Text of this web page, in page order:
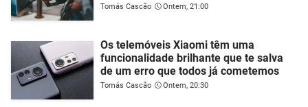
Tomás Cascão Ontem, 21:00
Os telemóveis Xiaomi têm uma
funcionalidade brilhante que te salva
de um erro que todos já cometemos
Tomás Cascão Ontem, 20:30